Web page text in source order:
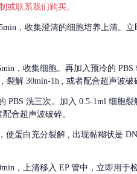
或联系我们购买。
，收集澄清的细胞培养上清。
，收集细胞。再加入预冷的
解 30min-1h , 或者配合超声波破
PBS 洗三次。加入 0.5-1ml 细胞
合超声波破碎。
使蛋白充分裂解 , 出现黏糊状是
，上清移入 EP 管中，立即用于